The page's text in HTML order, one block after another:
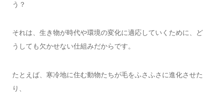
う？
それは、生き物が時代や環境の変化に適応していくために、ど
うしても欠かせない仕組みだからです。
たとえば、寒冷地に住む動物たちが毛をふさふさに進化させた
り、